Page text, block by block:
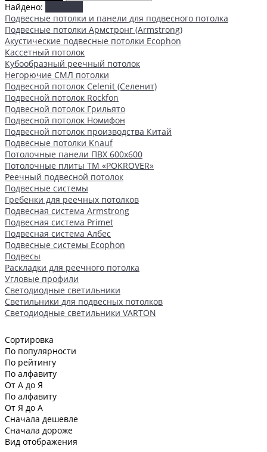
Найдено:
Подвесные потолки и панели для подвесного потолка
Подвесные потолки Армстронг (Armstrong)
Акустические подвесные потолки Ecophon
Кассетный потолок
Кубообразный реечный потолок
Негорючие СМЛ потолки
Подвесной потолок Celenit (Селенит)
Подвесной потолок Rockfon
Подвесной потолок Грильято
Подвесной потолок Номифон
Подвесной потолок производства Китай
Подвесные потолки Knauf
Потолочные панели ПВХ 600х600
Потолочные плиты ТМ «POKROVER»
Реечный подвесной потолок
Подвесные системы
Гребенки для реечных потолков
Подвесная система Armstrong
Подвесная система Primet
Подвесная система Албес
Подвесные системы Ecophon
Подвесы
Раскладки для реечного потолка
Угловые профили
Светодиодные светильники
Светильники для подвесных потолков
Светодиодные светильники VARTON
Сортировка
По популярности
По рейтингу
По алфавиту
От А до Я
По алфавиту
От Я до А
Сначала дешевле
Сначала дороже
Вид отображения